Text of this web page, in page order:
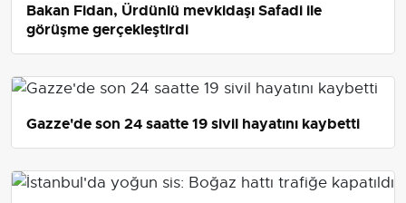
Bakan Fidan, Ürdünlü mevkidaşı Safadi ile
görüşme gerçekleştirdi
Gazze'de son 24 saatte 19 sivil hayatını kaybetti